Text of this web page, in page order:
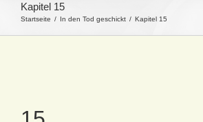
Kapitel 15
Startseite In den Tod geschickt Kapitel 15